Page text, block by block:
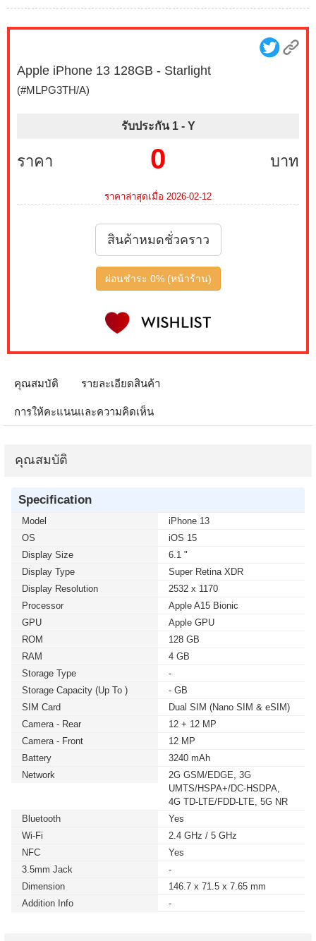
Apple iPhone 13 128GB - Starlight
(#MLPG3TH/A)
รับประกัน 1 - Y
ราคา บาท
0
ราคาล่าสุดเมื่อ 2026-02-12
สินค้าหมดชั่วคราว
ผ่อนชำระ 0% (หน้าร้าน)
คุณสมบัติ รายละเอียดสินค้า
การให้คะแนนและความคิดเห็น
คุณสมบัติ
Specification
Model
iPhone 13
OS
iOS 15
Display Size
6.1 "
Display Type
Super Retina XDR
Display Resolution
2532 x 1170
Processor
Apple A15 Bionic
GPU
Apple GPU
ROM
128 GB
RAM
4 GB
Storage Type
-
Storage Capacity (up To )
- GB
SIM Card
Dual SIM (Nano SIM & eSIM)
Camera - Rear
12 + 12 MP
Camera - Front
12 MP
Battery
3240 mAh
Network
2G GSM/EDGE, 3G
UMTS/HSPA+/DC-HSDPA,
4G TD‑LTE/FDD‑LTE, 5G NR
Bluetooth
Yes
Wi-Fi
2.4 GHz / 5 GHz
NFC
Yes
3.5mm Jack
-
Dimension
146.7 x 71.5 x 7.65 mm
Addition Info
-